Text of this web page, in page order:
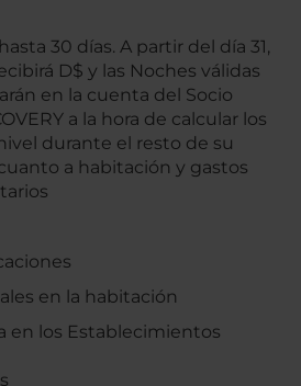
30 días. A partir del día 31,
D$ y las Noches válidas
en la cuenta del Socio
a la hora de calcular los
durante el resto de su
a habitación y gastos
en la habitación
en los Establecimientos